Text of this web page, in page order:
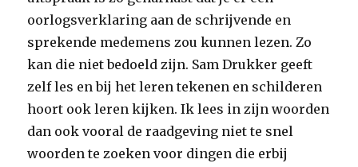
oorlogsverklaring aan de schrijvende en
sprekende medemens zou kunnen lezen. Zo
kan die niet bedoeld zijn. Sam Drukker geeft
zelf les en bij het leren tekenen en schilderen
hoort ook leren kijken. Ik lees in zijn woorden
dan ook vooral de raadgeving niet te snel
woorden te zoeken voor dingen die erbij